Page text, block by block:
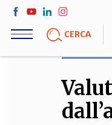
Salta
contenuto
CERCA
LIFE
Sport, Cucina,